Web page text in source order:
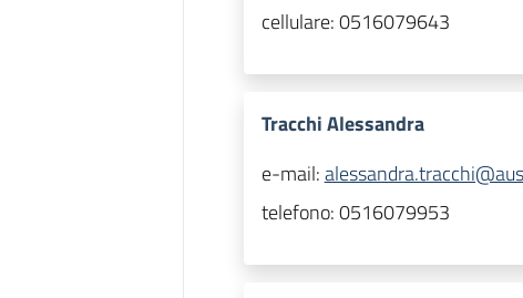
cellulare:0516079643
Tracchi Alessandra
e-mail:
telefono:0516079953